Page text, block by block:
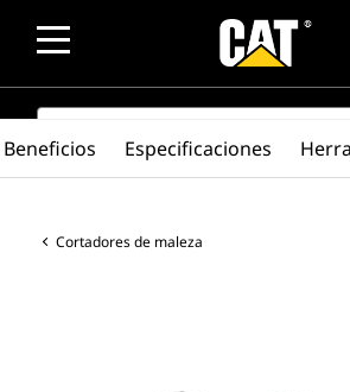
SEARCH
Cortadores de maleza
Beneficios Especificaciones